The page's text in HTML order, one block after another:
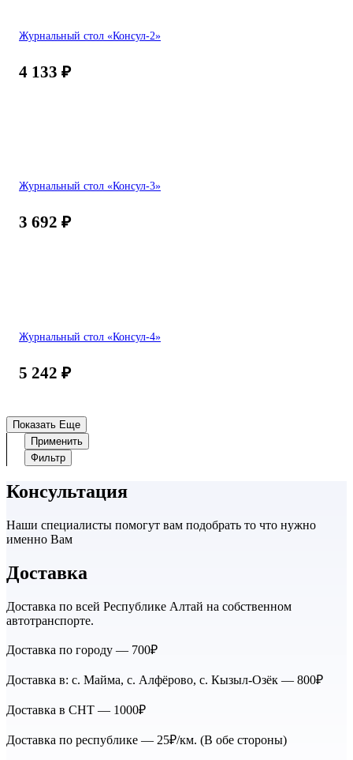
Журнальный стол «Консул-2»
4 133 ₽
Журнальный стол «Консул-3»
3 692 ₽
Журнальный стол «Консул-4»
5 242 ₽
Показать Еще
Применить
Фильтр
Консультация
Наши специалисты помогут вам подобрать то что нужно
именно Вам
Доставка
Доставка по всей Республике Алтай на собственном
автотранспорте.
Доставка по городу — 700₽
Доставка в: с. Майма, с. Алфёрово, с. Кызыл-Озёк — 800₽
Доставка в СНТ — 1000₽
Доставка по республике — 25₽/км. (В обе стороны)